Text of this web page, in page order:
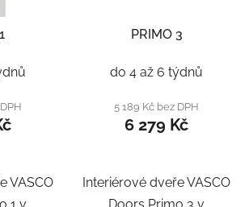
VASCO
PRIMO 3
do 4 až 6 týdnů
5 189 Kč bez DPH
6 279 Kč
Interiérové dveře VASCO